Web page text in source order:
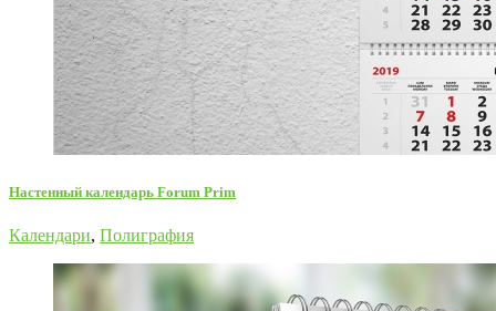
Настенный календарь Forum Prim
Календари, Полиграфия